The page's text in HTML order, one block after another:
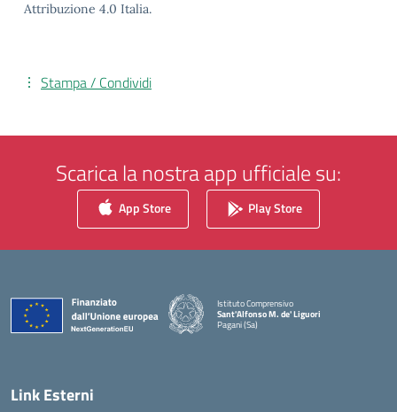
Attribuzione 4.0 Italia.
Stampa / Condividi
Scarica la nostra app ufficiale su:
App Store Play Store
Istituto Comprensivo
Sant'Alfonso M. de' Liguori
Pagani (Sa)
— Visita la pagina iniziale della scuola
Link Esterni